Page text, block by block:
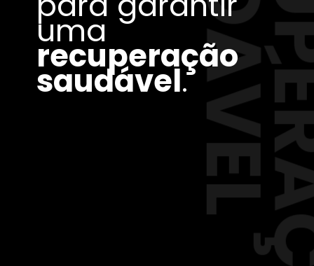
uma
recuperação
saudável.